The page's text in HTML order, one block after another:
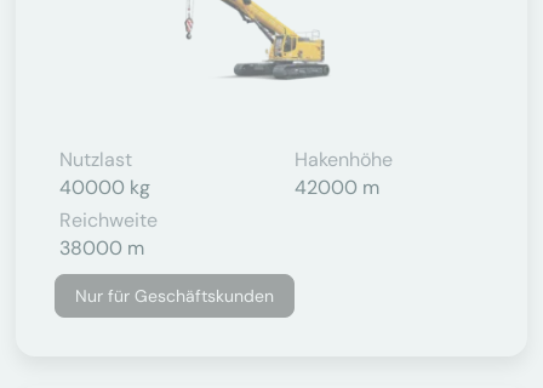
Nutzlast
40000 kg
Hakenhöhe
42000 m
Reichweite
38000 m
Nur für Geschäftskunden